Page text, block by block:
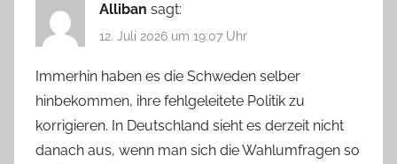
Alliban sagt:
12. Juli 2026 um 19:07 Uhr
Immerhin haben es die Schweden selber
hinbekommen, ihre fehlgeleitete Politik zu
korrigieren. In Deutschland sieht es derzeit nicht
danach aus, wenn man sich die Wahlumfragen so